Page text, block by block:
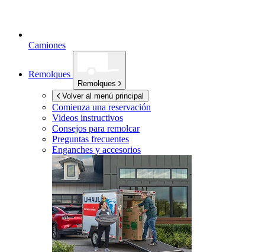
Camiones
Remolques
Remolques
Volver al menú principal
Comienza una reservación
Videos instructivos
Consejos para remolcar
Preguntas frecuentes
Enganches y accesorios